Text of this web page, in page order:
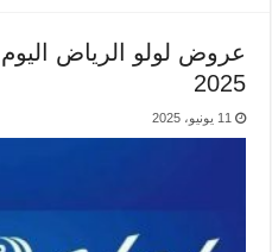
2025
11 يونيو، 2025